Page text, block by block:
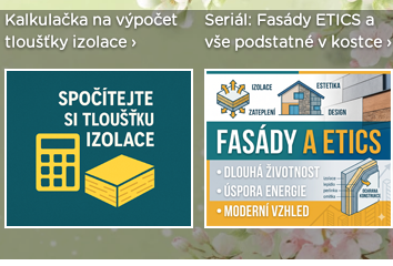
Kalkulačka na výpočet
tloušťky izolace ›
Seriál: Fasády ETICS a
vše podstatné v kostce ›